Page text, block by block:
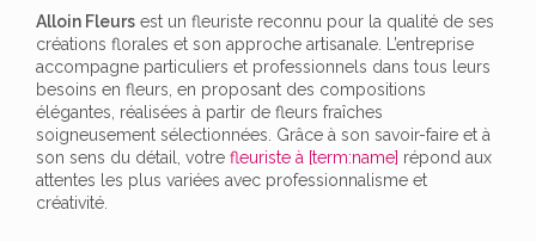
Alloin Fleurs est un fleuriste reconnu pour la qualité de ses
créations florales et son approche artisanale. L’entreprise
accompagne particuliers et professionnels dans tous leurs
besoins en fleurs, en proposant des compositions
élégantes, réalisées à partir de fleurs fraîches
soigneusement sélectionnées. Grâce à son savoir-faire et à
son sens du détail, votre fleuriste à [term:name] répond aux
attentes les plus variées avec professionnalisme et
créativité.